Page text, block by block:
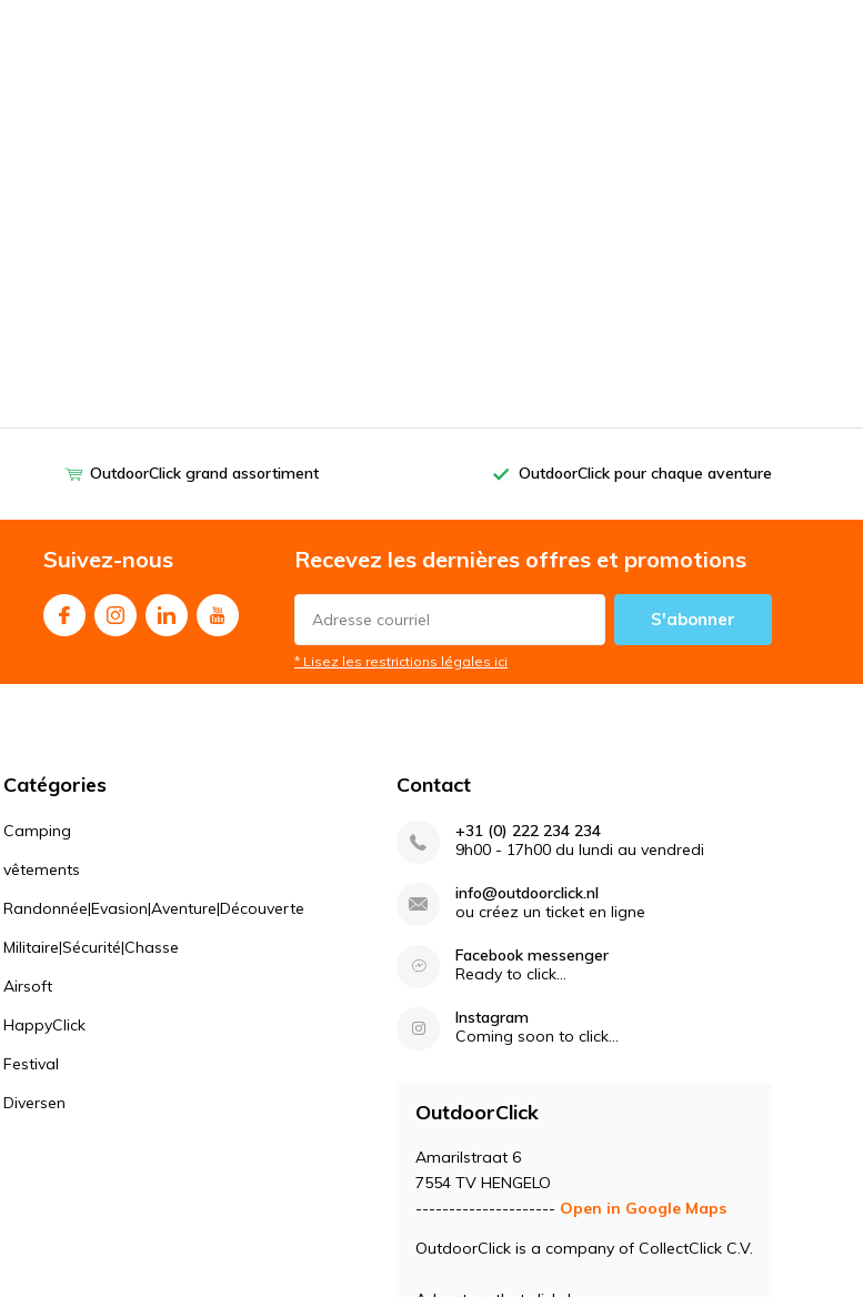
OutdoorClick grand assortiment OutdoorClick pour chaque aventure
Suivez-nous Recevez les dernières offres et promotions
S'abonner
* Lisez les restrictions légales ici
Catégories
Camping
vêtements
Randonnée|Evasion|Aventure|Découverte
Militaire|Sécurité|Chasse
Airsoft
HappyClick
Festival
Diversen
Contact
+31 (0) 222 234 234
9h00 - 17h00 du lundi au vendredi
info@outdoorclick.nl
ou créez un ticket en ligne
Facebook messenger
Ready to click...
Instagram
Coming soon to click...
OutdoorClick
Amarilstraat 6
7554 TV HENGELO
--------------------- Open in Google Maps
OutdoorClick is a company of CollectClick C.V.